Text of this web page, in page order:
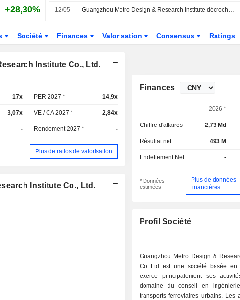
+28,30% 12/05 Guangzhou Metro Design & Research Institute décroche 252 millions de yuans de contrats pour la rénovation de dépôts
Société Finances Valorisation Consensus Ratings
Institute Co., Ltd.
17x PER 2027 * 14,9x
3,07x VE / CA 2027 * 2,84x
- Rendement 2027 * -
Plus de ratios de valorisation
Institute Co., Ltd.
Finances
2026 *
Chiffre d'affaires 2,73 Md
Résultat net 493 M
Endettement Net -
* Données
estimées
Plus de données
financières
Profil Société
Guangzhou Metro Design &
Co Ltd est une société basée en
exerce principalement ses
domaine du conseil en
transports ferroviaires urbains. Les